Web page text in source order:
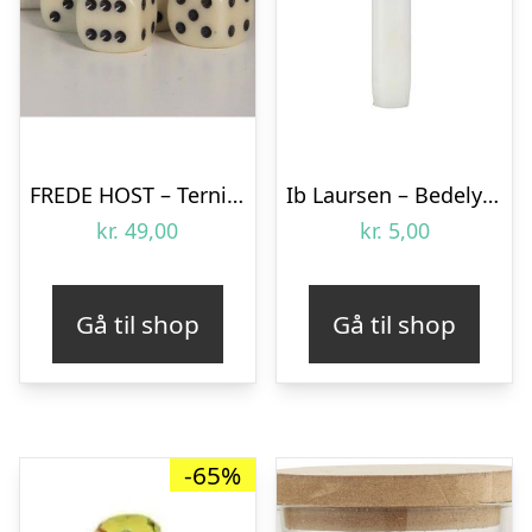
FREDE HOST – Terninger – White
kr. 49,00
Gå til shop
Ib Laursen – Bedelys – Hvid – 1 stk.
kr. 5,00
Gå til shop
-65%